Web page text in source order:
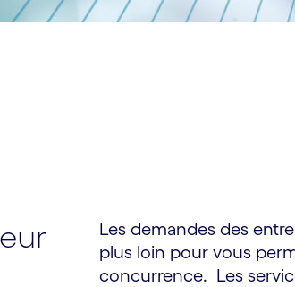
Les demandes des
plus loin pour vous
concurrence. Les